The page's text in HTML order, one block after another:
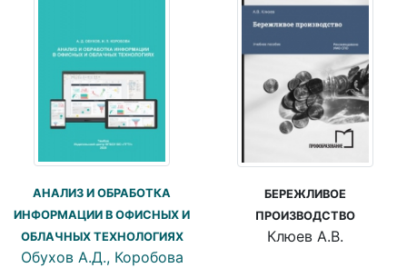
АНАЛИЗ И ОБРАБОТКА
ИНФОРМАЦИИ В ОФИСНЫХ И
ОБЛАЧНЫХ ТЕХНОЛОГИЯХ
Обухов А.Д., Коробова
БЕРЕЖЛИВОЕ
ПРОИЗВОДСТВО
Клюев А.В.